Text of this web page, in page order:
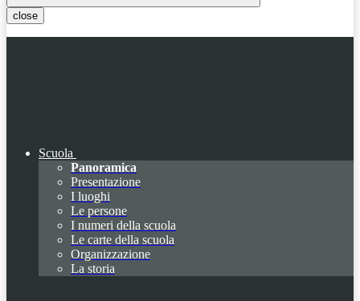
close
Scuola
Panoramica
Presentazione
I luoghi
Le persone
I numeri della scuola
Le carte della scuola
Organizzazione
La storia